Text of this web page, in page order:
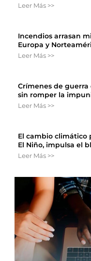
Leer Más >>
Incendios arrasan
Europa y
Leer Más >>
Crímenes de guerra
sin romper la
Leer Más >>
El cambio climático
El Niño, impulsa el
Leer Más >>